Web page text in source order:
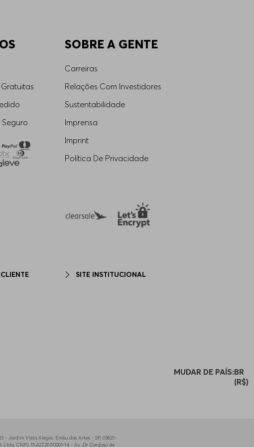
SOBRE A GENTE
Carreiras
Relações Com Investidores
Sustentabilidade
Imprensa
Imprint
Política De Privacidade
SITE INSTITUCIONAL
MUDAR DE PAÍS:BR
(R$)
- Jardim Vista Alegre, Embu das Artes - SP, 03621-
CNPJ 15.427.207/0001-14 - Av. Dr Cardoso de